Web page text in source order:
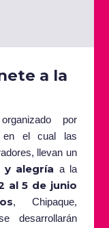
a la
organizado por
en el cual las
llevan un
y alegría a la
al 5 de junio
, Chipaque,
desarrollarán